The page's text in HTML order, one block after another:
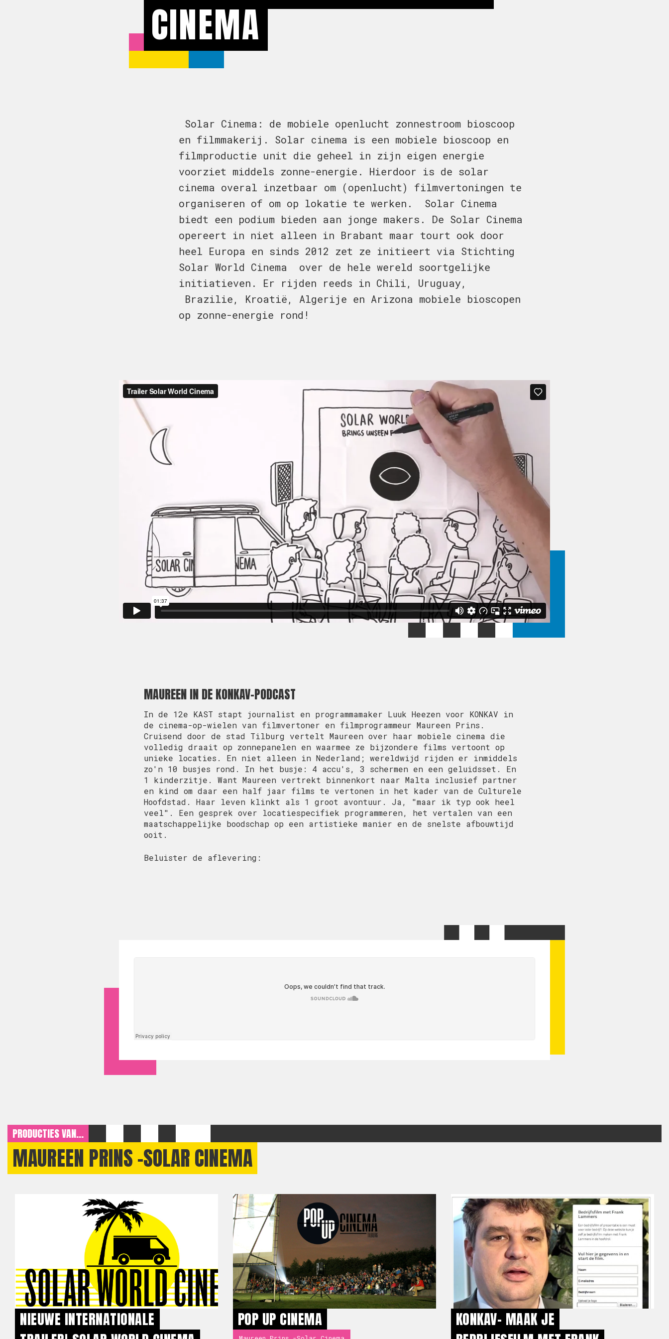
CINEMA
Solar Cinema: de mobiele openlucht zonnestroom bioscoop
en filmmakerij. Solar cinema is een mobiele bioscoop en
filmproductie unit die geheel in zijn eigen energie
voorziet middels zonne-energie. Hierdoor is de solar
cinema overal inzetbaar om (openlucht) filmvertoningen te
organiseren of om op lokatie te werken. Solar Cinema
biedt een podium bieden aan jonge makers. De Solar Cinema
opereert in niet alleen in Brabant maar tourt ook door
heel Europa en sinds 2012 zet ze initieert via Stichting
Solar World Cinema over de hele wereld soortgelijke
initiatieven. Er rijden reeds in Chili, Uruguay,
Brazilie, Kroatië, Algerije en Arizona mobiele bioscopen
op zonne-energie rond!
MAUREEN IN DE KONKAV-PODCAST
In de 12e KAST stapt journalist en programmamaker Luuk Heezen voor KONKAV in
de cinema-op-wielen van filmvertoner en filmprogrammeur Maureen Prins.
Cruisend door de stad Tilburg vertelt Maureen over haar mobiele cinema die
volledig draait op zonnepanelen en waarmee ze bijzondere films vertoont op
unieke locaties. En niet alleen in Nederland; wereldwijd rijden er inmiddels
zo'n 10 busjes rond. In het busje: 4 accu's, 3 schermen en een geluidsset. En
1 kinderzitje. Want Maureen vertrekt binnenkort naar Malta inclusief partner
en kind om daar een half jaar films te vertonen in het kader van de Culturele
Hoofdstad. Haar leven klinkt als 1 groot avontuur. Ja, "maar ik typ ook heel
veel". Een gesprek over locatiespecifiek programmeren, het vertalen van een
maatschappelijke boodschap op een artistieke manier en de snelste afbouwtijd
ooit.
Beluister de aflevering:
PRODUCTIES VAN...
MAUREEN PRINS -SOLAR CINEMA
NIEUWE INTERNATIONALE
POP UP CINEMA
KONKAV- MAAK JE